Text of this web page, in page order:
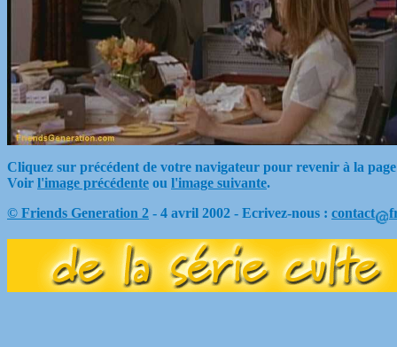
Cliquez sur précédent de votre navigateur pour revenir à la
Voir l'image précédente ou l'image suivante.
© Friends Generation 2 - 4 avril 2002 - Ecrivez-nous : contact